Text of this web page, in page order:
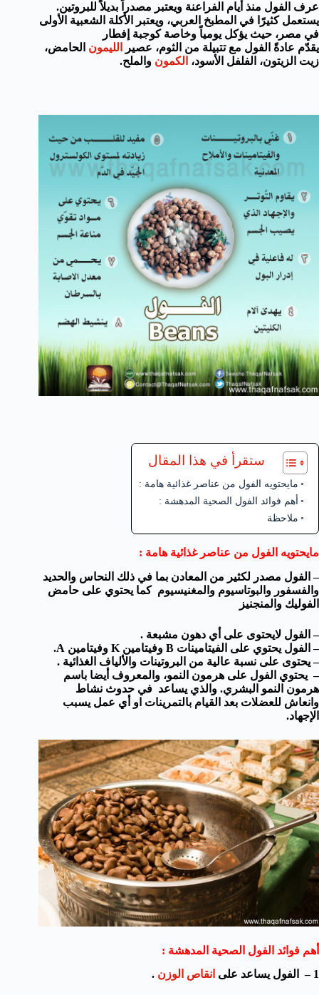
عرف الفول منذ أيام الفراعنة ويعتبر مصدراً بديلاً للبروتين.
يستعمل كثيرًا في المطبخ العربي، ويعتبر الأكلة الشعبية الأولى
في مصر، حيث يؤكل يومياً وخاصة كوجبة إفطار
يقدّم عادةً الفول مع تتبيلة من الثوم، عصير
الليمون الحامض،
زيت الزيتون، الفلفل الأسود، الكمون والملح.
ستقرأ في هذا المقال
مايحتويه الفول من عناصر غذائية هامة :
أهم فوائد الفول الصحية المدهشة :
ملاحظة
مايحتويه الفول من عناصر غذائية هامة :
– الفول مصدر لكثير من المعادن بما في ذلك النحاس والحديد
والفسفور والبوتاسيوم والمغنيسيوم كما يحتوي على حامض
الفوليك والمنجنيز
– الفول لايحتوى على أي دهون مشبعة .
– الفول يحتوي على الفيتامينات B وفيتامين K وفيتامين A.
– يحتوى على نسبة عالية من البروتينات والألياف الغذائية .
– يحتوي الفول على هرمون النمو، والمعروف أيضا باسم
هرمون النمو البشري. والذي يساعد في حدوث نشاط
وانعاش للعضلات بعد القيام بالتمرينات او أي عمل يسبب
الإجهاد.
أهم فوائد الفول الصحية المدهشة :
1 – الفول يساعد على
انقاص الوزن .